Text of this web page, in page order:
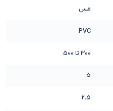
مس
PVC
300 تا 500
5
2.5